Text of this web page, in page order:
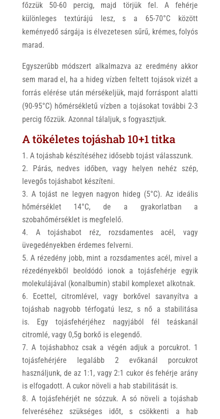
főzzük 50-60 percig, majd törjük fel. A fehérje
különleges textúrájú lesz, s a 65-70°C között
keményedő sárgája is élvezetesen sűrű, krémes, folyós
marad.
Egyszerűbb módszert alkalmazva az eredmény akkor
sem marad el, ha a hideg vízben feltett tojások vizét a
forrás elérése után mérsékeljük, majd forráspont alatti
(90-95°C) hőmérsékletű vízben a tojásokat további 2-3
percig főzzük. Azonnal tálaljuk, s fogyasztjuk.
A tökéletes tojáshab 10+1 titka
A tojáshab készítéséhez idősebb tojást válasszunk.
Párás, nedves időben, vagy helyen nehéz szép,
levegős tojáshabot készíteni.
A tojást ne legyen nagyon hideg (5°C). Az ideális
hőmérséklet 14°C, de a gyakorlatban a
szobahőmérséklet is megfelelő.
A tojáshabot réz, rozsdamentes acél, vagy
üvegedényekben érdemes felverni.
A rézedény jobb, mint a rozsdamentes acél, mivel a
rézedényekből beoldódó ionok a tojásfehérje egyik
molekulájával (konalbumin) stabil komplexet alkotnak.
Ecettel, citromlével, vagy borkővel savanyítva a
tojáshab nagyobb térfogatú lesz, s nő a stabilitása
is. Egy tojásfehérjéhez nagyjából fél teáskanál
citromlé, vagy 0,5g borkő is elegendő.
A tojáshabhoz csak a végén adjuk a porcukrot. 1
tojásfehérjére legalább 2 evőkanál porcukrot
használjunk, de az 1:1, vagy 2:1 cukor és fehérje arány
is elfogadott. A cukor növeli a hab stabilitását is.
A tojásfehérjét ne sózzuk. A só növeli a tojáshab
felveréséhez szükséges időt, s csökkenti a hab